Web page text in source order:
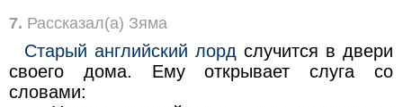
7. Рассказал(а) Зяма
Старый английский лорд случится в двери
своего дома. Ему открывает слуга со
словами: